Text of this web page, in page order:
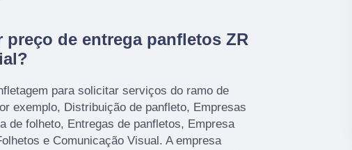
preço de entrega panfletos ZR
para solicitar serviços do ramo de
exemplo, Distribuição de panfleto, Empresas
de folheto, Entregas de panfletos, Empresa
e Comunicação Visual. A empresa